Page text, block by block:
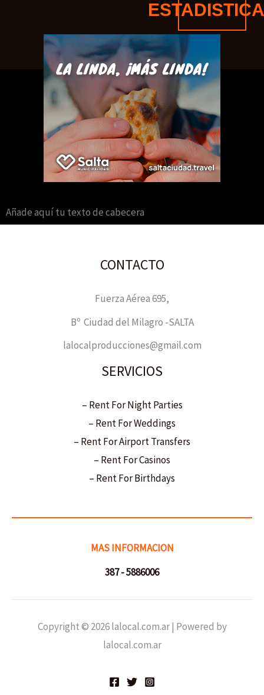
Añade aquí tu texto de cabecera
CONTACTO
Fuerza Aérea 695,
Bº Ciudad del Milagro -SALTA
lalocalproducciones@gmail.com
SERVICIOS
– Rent For Night Parties
– Rent For Weddings
– Rent For Airport Transfers
– Rent For Casinos
– Rent For Birthdays
MAS INFORMACION
387 - 5886006
Copyright © 2026 lalocal.com.ar | Powered by
lalocal.com.ar